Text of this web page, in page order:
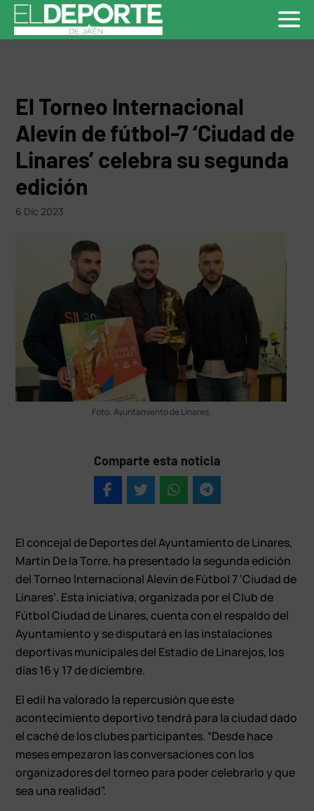
El Torneo Internacional
Alevín de fútbol-7 ‘Ciudad de
Linares’ celebra su segunda
edición
6 Dic 2023
Foto: Ayuntamiento de Linares.
Comparte esta noticia
El concejal de Deportes del Ayuntamiento de Linares,
Martín De la Torre, ha presentado la segunda edición
del Torneo Internacional Alevín de Fútbol 7 ‘Ciudad de
Linares’. Esta iniciativa, organizada por el Club de
Fútbol Ciudad de Linares, cuenta con el respaldo del
Ayuntamiento y se disputará en las instalaciones
deportivas municipales del Estadio de Linarejos, los
días 16 y 17 de diciembre.
El edil ha valorado la repercusión que este
acontecimiento deportivo tendrá para la ciudad dado
el caché de los clubes participantes. “Desde hace
meses empezaron las conversaciones con los
organizadores del torneo para poder celebrarlo y que
sea una realidad”.